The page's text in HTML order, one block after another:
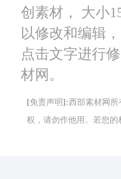
创素材， 大小
以修改和编辑
点击文字进行
材网。
[免责声明]:西部素材网
权，请勿作他用。若您的